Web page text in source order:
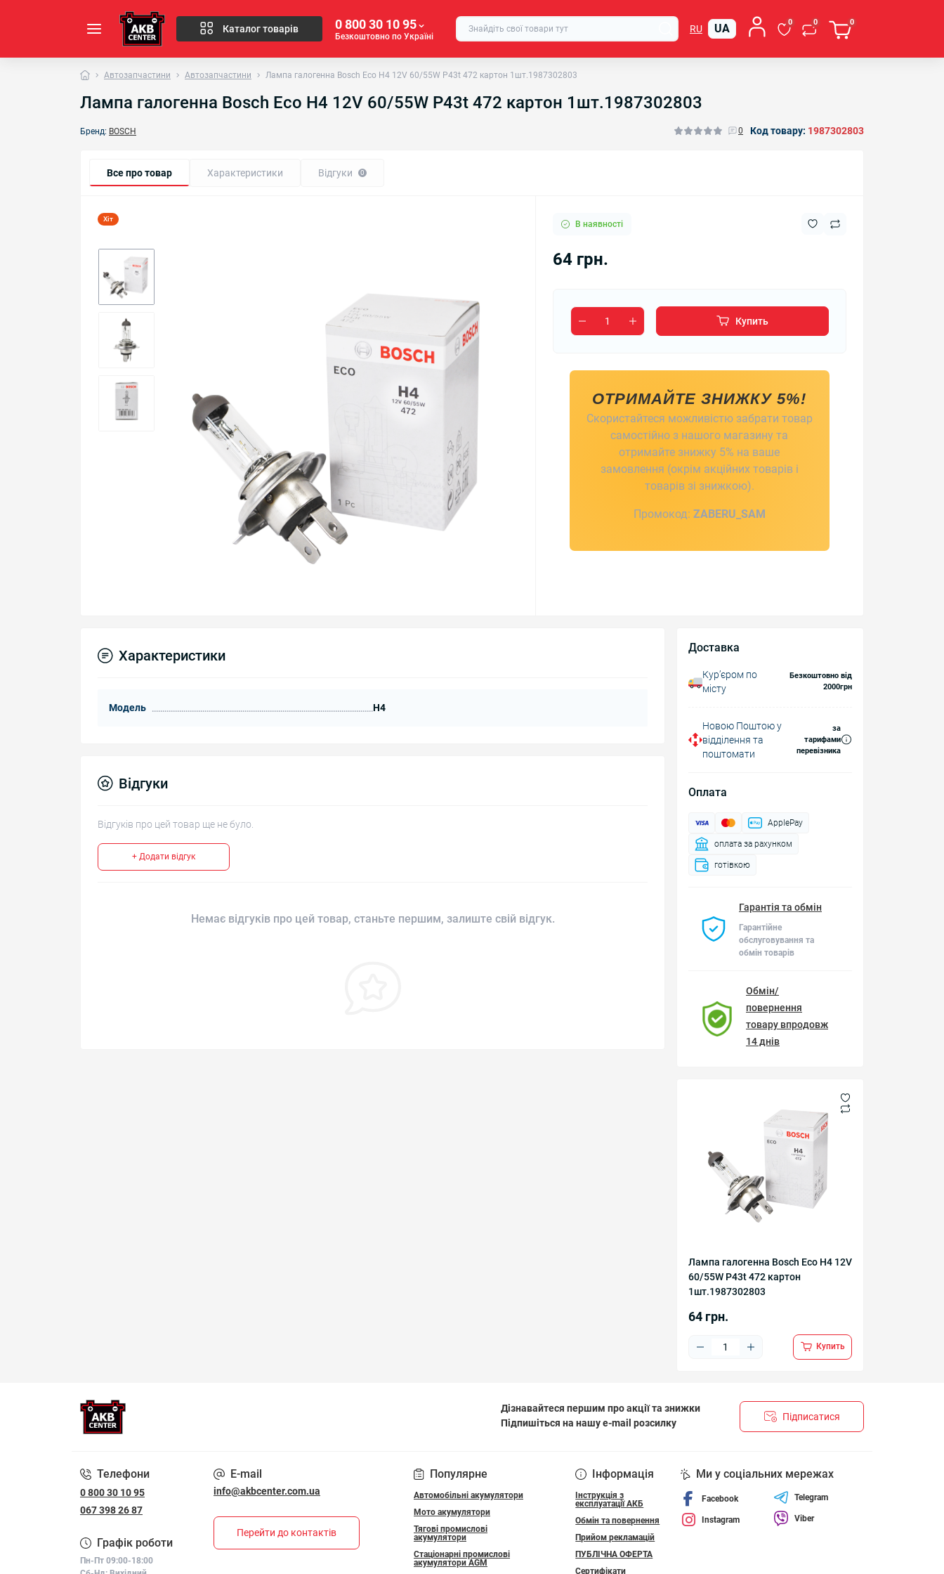
Каталог товарів 0 800 30 10 95
Безкоштовно по Україні
RU UA 0 0 0
Автозапчастини Автозапчастини Лампа галогенна Bosch Eco H4 12V 60/55W P43t 472 картон 1шт.1987302803
Лампа галогенна Bosch Eco H4 12V 60/55W P43t 472 картон 1шт.1987302803
Бренд: BOSCH 0 Код товару: 1987302803
Все про товар Характеристики Відгуки 0
Хіт
В наявності
64 грн.
Купить
ОТРИМАЙТЕ ЗНИЖКУ 5%!
Скористайтеся можливістю забрати товар
самостійно з нашого магазину та
отримайте знижку 5% на ваше
замовлення (окрім акційних товарів і
товарів зі знижкою).
Промокод: ZABERU_SAM
Доставка
Курʼєром по
місту
Безкоштовно від
2000грн
Новою Поштою у
відділення та
поштомати
за
тарифами
перевізника
Оплата
ApplePay
оплата за рахунком
готівкою
Гарантія та обмін
Гарантійне
обслуговування та
обмін товарів
Обмін/
повернення
товару впродовж
14 днів
Лампа галогенна Bosch Eco H4 12V
60/55W P43t 472 картон
1шт.1987302803
64 грн.
Купить
Характеристики
Модель H4
Відгуки
Відгуків про цей товар ще не було.
+ Додати відгук
Немає відгуків про цей товар, станьте першим, залиште свій відгук.
Дізнавайтеся першим про акції та знижки
Підпишіться на нашу e-mail розсилку
Підписатися
Телефони
0 800 30 10 95
067 398 26 87
Графік роботи
Пн-Пт 09:00-18:00
E-mail
info@akbcenter.com.ua
Перейти до контактів
Популярне
Автомобільні акумулятори
Мото акумулятори
Тягові промислові
акумулятори
Стаціонарні промислові
акумулятори АGM
Інформація
Інструкція з
експлуатації АКБ
Обмін та повернення
Прийом рекламацій
ПУБЛІЧНА ОФЕРТА
Сертифікати
Ми у соціальних мережах
Facebook
Instagram
Telegram
Viber